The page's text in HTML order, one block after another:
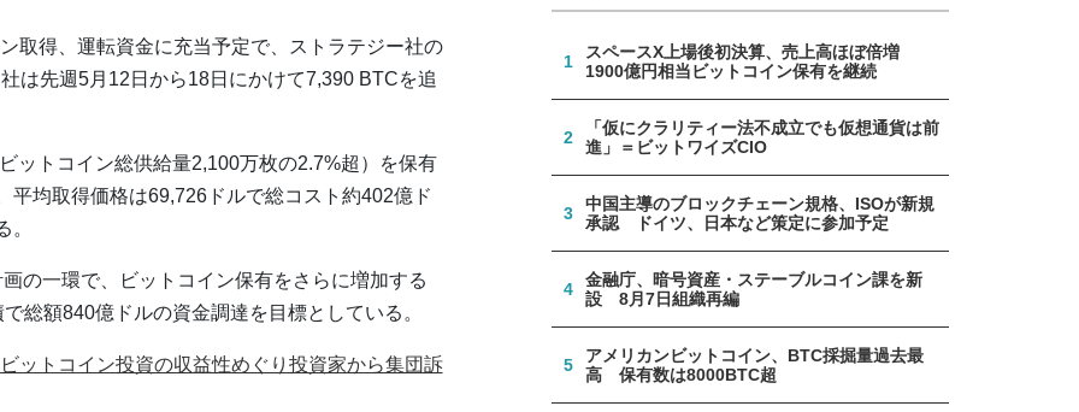
取得、運転資金に充当予定で、ストラテジー社の
は先週5月12日から18日にかけて7,390 BTCを追
ットコイン総供給量2,100万枚の2.7%超）を保有
平均取得価格は69,726ドルで総コスト約402億ド
の一環で、ビットコイン保有をさらに増加する
総額840億ドルの資金調達を目標としている。
ットコイン投資の収益性めぐり投資家から集団訴
1
スペースX上場後初決算、売上高ほぼ倍増
1900億円相当ビットコイン保有を継続
2
「仮にクラリティー法不成立でも仮想通貨は前
進」＝ビットワイズCIO
3
中国主導のブロックチェーン規格、ISOが新規
承認 ドイツ、日本など策定に参加予定
4
金融庁、暗号資産・ステーブルコイン課を新
設 8月7日組織再編
5
アメリカンビットコイン、BTC採掘量過去最
高 保有数は8000BTC超